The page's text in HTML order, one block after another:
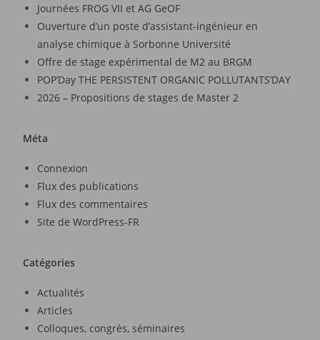
Journées FROG VII et AG GeOF
Ouverture d’un poste d’assistant-ingénieur en
analyse chimique à Sorbonne Université
Offre de stage expérimental de M2 au BRGM
POP’Day THE PERSISTENT ORGANIC POLLUTANTS’DAY
2026 – Propositions de stages de Master 2
Méta
Connexion
Flux des publications
Flux des commentaires
Site de WordPress-FR
Catégories
Actualités
Articles
Colloques, congrès, séminaires